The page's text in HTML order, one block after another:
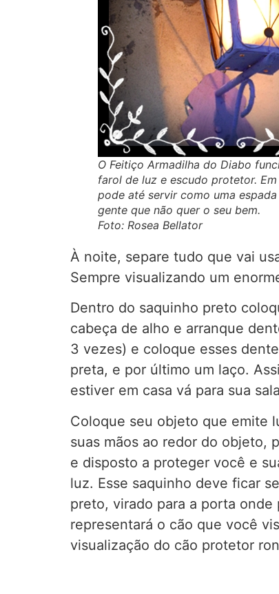
O Feitiço Armadilha do Diabo
farol de luz e escudo protetor.
pode até servir como uma
gente que não quer o seu bem.
Foto: Rosea Bellator
À noite, separe tudo que vai
Sempre visualizando um
Dentro do saquinho preto
cabeça de alho e arranque
3 vezes) e coloque esses
preta, e por último um laço.
estiver em casa vá para sua
Coloque seu objeto que emite
suas mãos ao redor do objeto,
e disposto a proteger você e
luz. Esse saquinho deve ficar
preto, virado para a porta onde
representará o cão que você
visualização do cão protetor